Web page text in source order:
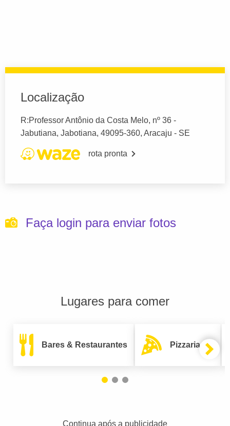
Localização
R:Professor Antônio da Costa Melo, nº 36 -
Jabutiana, Jabotiana, 49095-360, Aracaju - SE
rota pronta
Faça login para enviar fotos
Lugares para comer
Bares & Restaurantes Pizzarias
Continua após a publicidade